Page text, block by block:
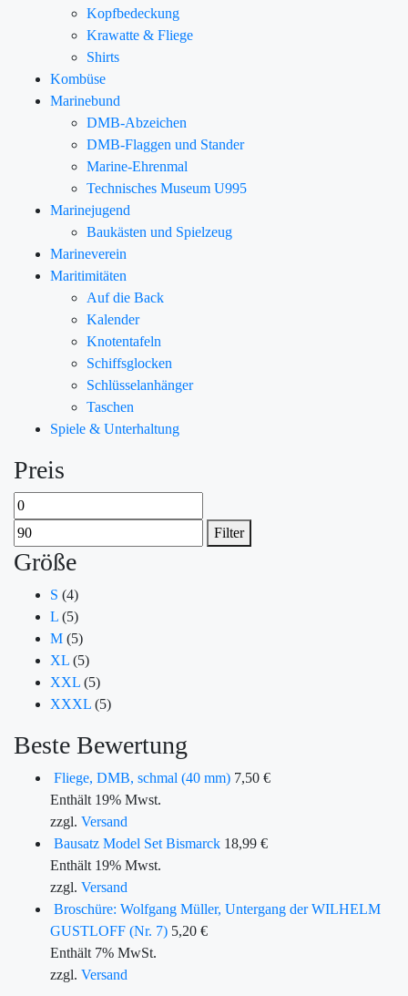
Kopfbedeckung
Krawatte & Fliege
Shirts
Kombüse
Marinebund
DMB-Abzeichen
DMB-Flaggen und Stander
Marine-Ehrenmal
Technisches Museum U995
Marinejugend
Baukästen und Spielzeug
Marineverein
Maritimitäten
Auf die Back
Kalender
Knotentafeln
Schiffsglocken
Schlüsselanhänger
Taschen
Spiele & Unterhaltung
Preis
Filter
Größe
S (4)
L (5)
M (5)
XL (5)
XXL (5)
XXXL (5)
Beste Bewertung
Fliege, DMB, schmal (40 mm) 7,50 €
Enthält 19% Mwst.
zzgl. Versand
Bausatz Model Set Bismarck 18,99 €
Enthält 19% Mwst.
zzgl. Versand
Broschüre: Wolfgang Müller, Untergang der WILHELM
GUSTLOFF (Nr. 7) 5,20 €
Enthält 7% MwSt.
zzgl. Versand